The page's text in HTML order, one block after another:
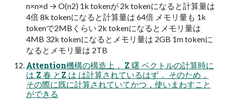
n×n×d → O(n2) 1k tokenが 2k tokenになると計算量は
4倍 8k tokenになると計算量は 64倍 メモリ量も 1k
tokenで2MBくらい 2k tokenになるとメモリ量は
4MB 32k tokenになるとメモリ量は 2GB 1m tokenに
なるとメモリ量は 2TB
Attention機構の構造上， Z 曙 ベクトルの計算時に
は Z 春 とZ は は計算されているはず． そのため，
その際に既に計算されていてかつ，使いまわすこと
ができる